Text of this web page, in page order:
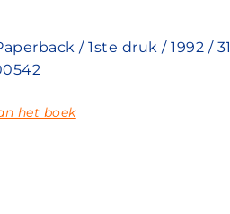
/ 1ste druk / 1992 /
het boek